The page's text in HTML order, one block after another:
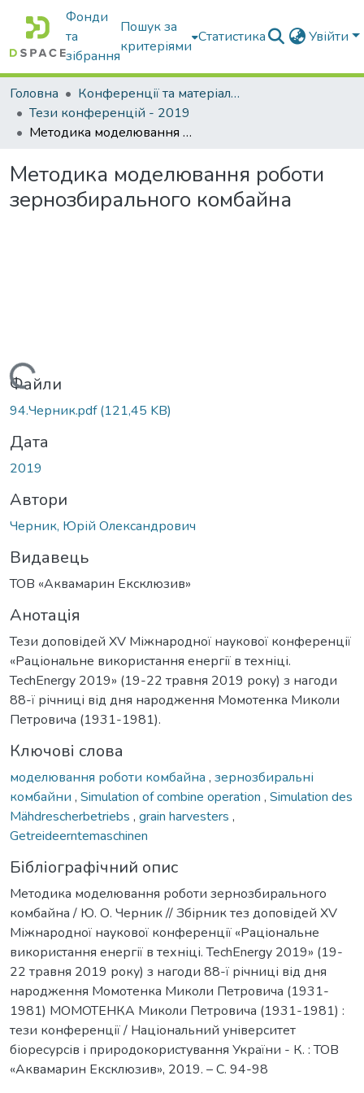
Фонди
та
зібрання
Пошук за
критеріями
Статистика Увійти
Головна
Конференції та матеріали конференцій
Тези конференцій - 2019
Методика моделювання роботи зернозбирального комбайна
Методика моделювання роботи
зернозбирального комбайна
Вантажиться...
Файли
94.Черник.pdf(121,45 KB)
Дата
2019
Автори
Черник, Юрій Олександрович
Видавець
ТОВ «Аквамарин Ексклюзив»
Анотація
Тези доповідей XV Міжнародної наукової конференції
«Раціональне використання енергії в техніці.
TechEnergy 2019» (19-22 травня 2019 року) з нагоди
88-ї річниці від дня народження Момотенка Миколи
Петровича (1931-1981).
Ключові слова
моделювання роботи комбайна , зернозбиральні
комбайни , Simulation of combine operation , Simulation des
Mähdrescherbetriebs , grain harvesters ,
Getreideerntemaschinen
Бібліографічний опис
Методика моделювання роботи зернозбирального
комбайна / Ю. О. Черник // Збірник тез доповідей XV
Міжнародної наукової конференції «Раціональне
використання енергії в техніці. TechEnergy 2019» (19-
22 травня 2019 року) з нагоди 88-ї річниці від дня
народження Момотенка Миколи Петровича (1931-
1981) МОМОТЕНКА Миколи Петровича (1931-1981) :
тези конференції / Національний університет
біоресурсів і природокористування України - К. : ТОВ
«Аквамарин Ексклюзив», 2019. – C. 94-98